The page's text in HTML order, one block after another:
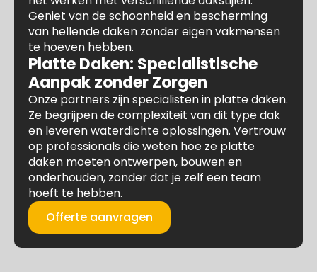
Geniet van de schoonheid en bescherming
van hellende daken zonder eigen vakmensen
te hoeven hebben.
Platte Daken: Specialistische
Aanpak zonder Zorgen
Onze partners zijn specialisten in platte daken.
Ze begrijpen de complexiteit van dit type dak
en leveren waterdichte oplossingen. Vertrouw
op professionals die weten hoe ze platte
daken moeten ontwerpen, bouwen en
onderhouden, zonder dat je zelf een team
hoeft te hebben.
Offerte aanvragen